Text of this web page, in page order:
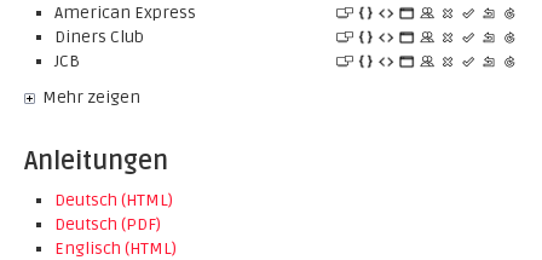
American Express
Diners Club
JCB
Mehr zeigen
Anleitungen
Deutsch (HTML)
Deutsch (PDF)
Englisch (HTML)